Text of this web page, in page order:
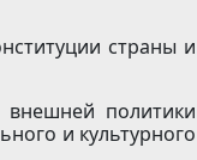
страны и
политики
и культурного